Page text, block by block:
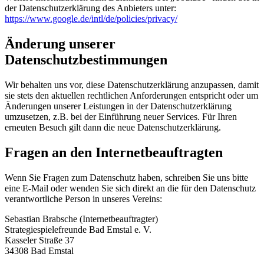
der Datenschutzerklärung des Anbieters unter:
https://www.google.de/intl/de/policies/privacy/
Änderung unserer
Datenschutzbestimmungen
Wir behalten uns vor, diese Datenschutzerklärung anzupassen, damit
sie stets den aktuellen rechtlichen Anforderungen entspricht oder um
Änderungen unserer Leistungen in der Datenschutzerklärung
umzusetzen, z.B. bei der Einführung neuer Services. Für Ihren
erneuten Besuch gilt dann die neue Datenschutzerklärung.
Fragen an den Internetbeauftragten
Wenn Sie Fragen zum Datenschutz haben, schreiben Sie uns bitte
eine E-Mail oder wenden Sie sich direkt an die für den Datenschutz
verantwortliche Person in unseres Vereins:
Sebastian Brabsche (Internetbeauftragter)
Strategiespielefreunde Bad Emstal e. V.
Kasseler Straße 37
34308 Bad Emstal